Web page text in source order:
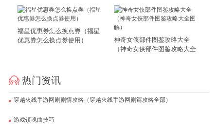
福星优惠券怎么换点券（福星
优惠券怎么换点券使用）
神奇女侠部件图鉴攻略大全
（神奇女侠部件图鉴攻略大全
热门资讯
穿越火线手游网剧剧情攻略（穿越火线手游网剧篇攻略全部）
游戏镇魂曲技巧